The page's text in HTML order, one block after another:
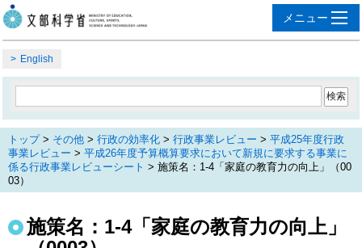
English
トップ> その他 > 行政の効率化 > 行政事業レビュー > 平成25年度行政
事業レビュー > 平成26年度予算概算要求において新規に要求する事業に
係る行政事業レビューシート > 施策名：1-4「家庭の教育力の向上」（00
03）
施策名：1-4「家庭の教育力の向上」